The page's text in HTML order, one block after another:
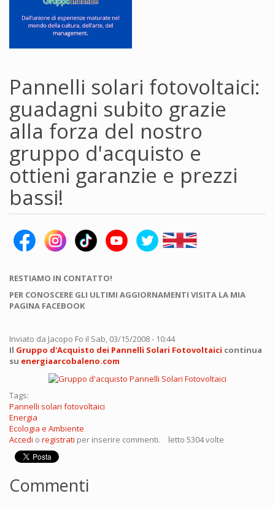
Pannelli solari fotovoltaici:
guadagni subito grazie
alla forza del nostro
gruppo d'acquisto e
ottieni garanzie e prezzi
bassi!
RESTIAMO IN CONTATTO!
PER CONOSCERE GLI ULTIMI AGGIORNAMENTI VISITA LA MIA
PAGINA FACEBOOK
Inviato da Jacopo Fo il Sab, 03/15/2008 - 10:44
Il Gruppo d'Acquisto dei Pannelli Solari Fotovoltaici continua
su energiaarcobaleno.com
Tags:
Pannelli solari fotovoltaici
Energia
Ecologia e Ambiente
Accedi o registrati per inserire commenti. letto 5304 volte
Commenti